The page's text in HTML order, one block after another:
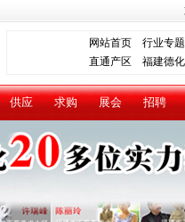
网站首页
行业专题
直通产区 福建德化
供应 求购 展会 招聘